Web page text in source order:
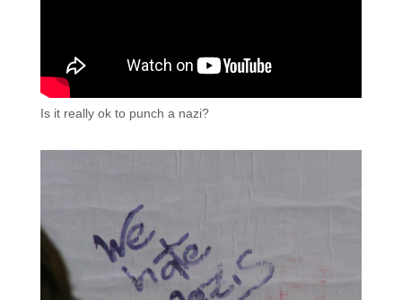
Is it really ok to punch a nazi?